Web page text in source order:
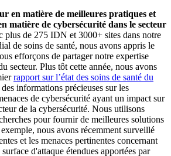
en matière de meilleures pratiques et
matière de cybersécurité dans le secteur
plus de 275 IDN et 3000+ sites dans notre
de soins de santé, nous avons appris le
efforçons de partager notre expertise
secteur. Plus tôt cette année, nous avons
rapport sur l’état des soins de santé du
informations précieuses sur les
de cybersécurité ayant un impact sur
de la cybersécurité. Nous utilisons
pour fournir de meilleures solutions
nous avons récemment surveillé
et les menaces pertinentes concernant
d'attaque étendues apportées par